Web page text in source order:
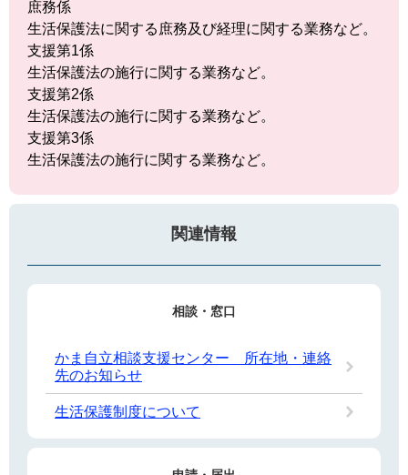
庶務係
生活保護法に関する庶務及び経理に関する業務など。
支援第1係
生活保護法の施行に関する業務など。
支援第2係
生活保護法の施行に関する業務など。
支援第3係
生活保護法の施行に関する業務など。
関連情報
相談・窓口
かま自立相談支援センター 所在地・連絡
先のお知らせ
生活保護制度について